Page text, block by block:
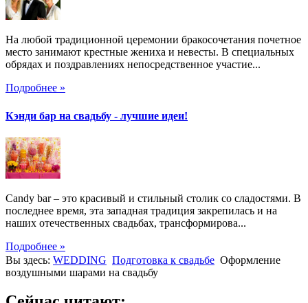
На любой традиционной церемонии бракосочетания почетное
место занимают крестные жениха и невесты. В специальных
обрядах и поздравлениях непосредственное участие...
Подробнее »
Кэнди бар на свадьбу - лучшие идеи!
Candy bar – это красивый и стильный столик со сладостями. В
последнее время, эта западная традиция закрепилась и на
наших отечественных свадьбах, трансформирова...
Подробнее »
Вы здесь: WEDDING Подготовка к свадьбе Оформление
воздушными шарами на свадьбу